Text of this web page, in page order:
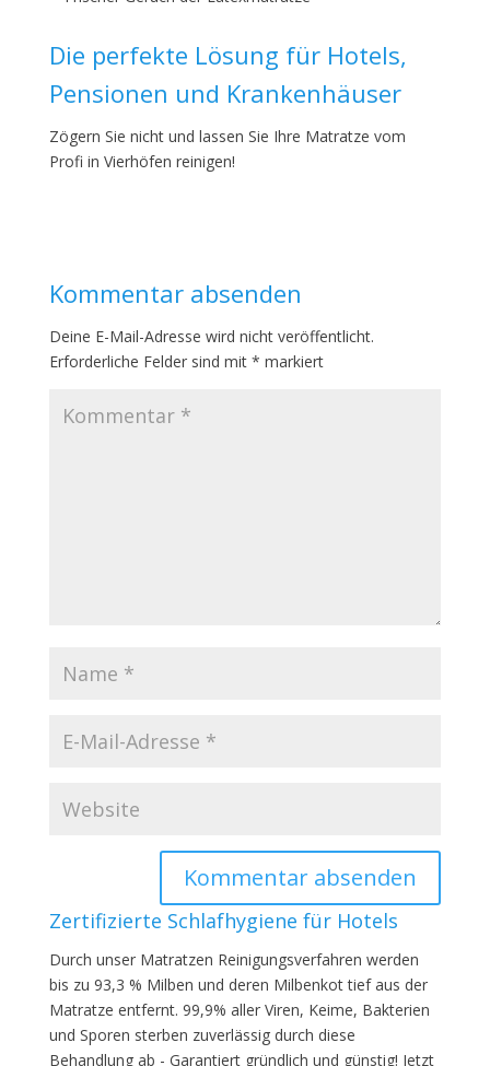
Die perfekte Lösung für Hotels,
Pensionen und Krankenhäuser
Zögern Sie nicht und lassen Sie Ihre Matratze vom
Profi in Vierhöfen reinigen!
Kommentar absenden
Deine E-Mail-Adresse wird nicht veröffentlicht.
Erforderliche Felder sind mit * markiert
Zertifizierte Schlafhygiene für Hotels
Durch unser Matratzen Reinigungsverfahren werden
bis zu 93,3 % Milben und deren Milbenkot tief aus der
Matratze entfernt. 99,9% aller Viren, Keime, Bakterien
und Sporen sterben zuverlässig durch diese
Behandlung ab - Garantiert gründlich und günstig! Jetzt